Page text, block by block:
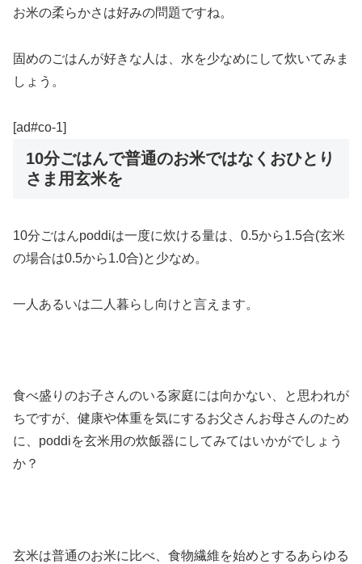
お米の柔らかさは好みの問題ですね。
固めのごはんが好きな人は、水を少なめにして炊いてみま
しょう。
[ad#co-1]
10分ごはんで普通のお米ではなくおひとり
さま用玄米を
10分ごはんpoddiは一度に炊ける量は、0.5から1.5合(玄米
の場合は0.5から1.0合)と少なめ。
一人あるいは二人暮らし向けと言えます。
食べ盛りのお子さんのいる家庭には向かない、と思われが
ちですが、健康や体重を気にするお父さんお母さんのため
に、poddiを玄米用の炊飯器にしてみてはいかがでしょう
か？
玄米は普通のお米に比べ、食物繊維を始めとするあらゆる